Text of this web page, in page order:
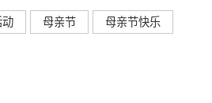
动 母亲节 母亲节快乐